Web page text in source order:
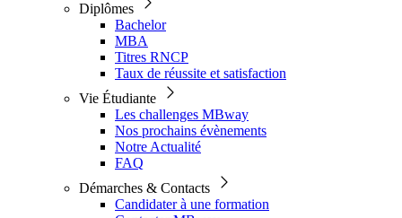
Diplômes
Bachelor
MBA
Titres RNCP
Taux de réussite et satisfaction
Vie Étudiante
Les challenges MBway
Nos prochains évènements
Notre Actualité
FAQ
Démarches & Contacts
Candidater à une formation